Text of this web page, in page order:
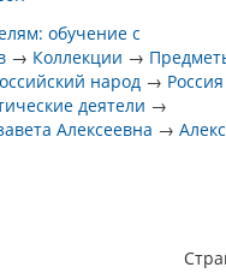
обучение с
→ Коллекции →
народ →
деятели →
Алексеевна →